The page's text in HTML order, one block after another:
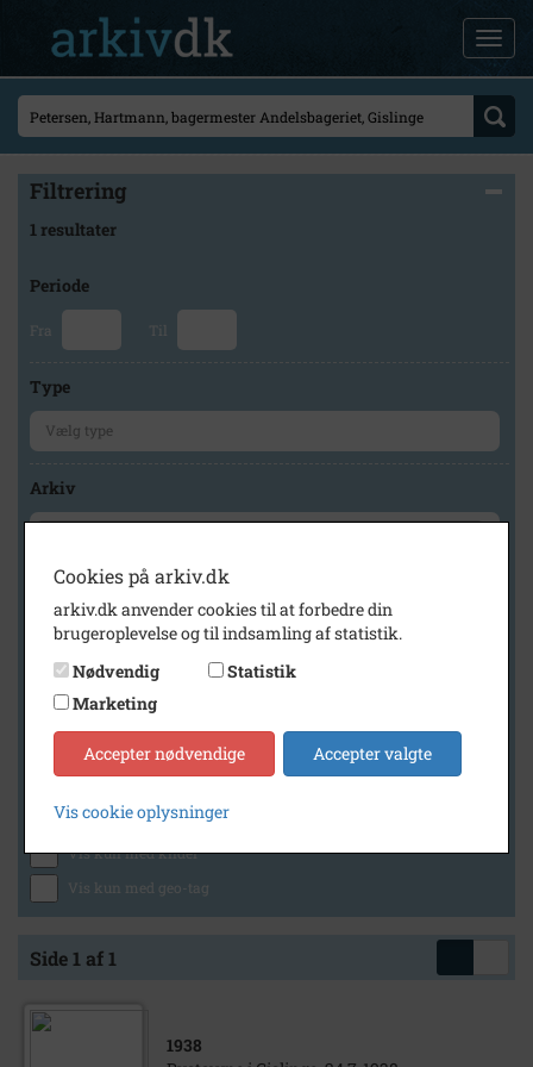
Filtrering
1 resultater
Periode
Fra Til
Type
Arkiv
Geografi
Generelt
Vis kun med billeder
Vis kun med lydklip
Vis kun med kilder
Vis kun med geo-tag
Side 1 af 1
1938
Cookies på arkiv.dk
arkiv.dk anvender cookies til at forbedre din
brugeroplevelse og til indsamling af statistik.
Nødvendig
Statistik
Marketing
Accepter nødvendige Accepter valgte
Vis cookie oplysninger